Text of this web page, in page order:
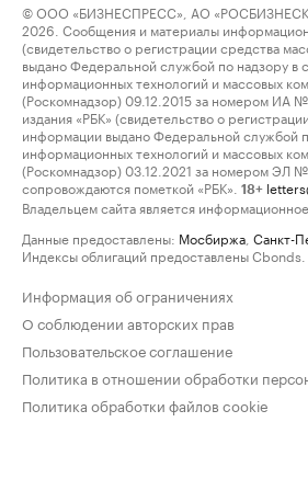
© ООО «БИЗНЕСПРЕСС», АО
2026. Сообщения и материалы
(свидетельство о регистрации средства
выдано Федеральной службой по надзору в
информационных технологий и массовых
(Роскомнадзор) 09.12.2015 за номером ИА
издания «РБК» (свидетельство о
информации выдано Федеральной службой
информационных технологий и массовых
(Роскомнадзор) 03.12.2021 за номером ЭЛ
сопровождаются пометкой «РБК».
18+
Владельцем сайта является информационное
Данные предоставлены: Мосбиржа Санкт-
Индексы облигаций предоставлены Cbonds.
Информация об ограничениях
О соблюдении авторских прав
Пользовательское соглашение
Политика в отношении обработки
Политика обработки файлов cookie